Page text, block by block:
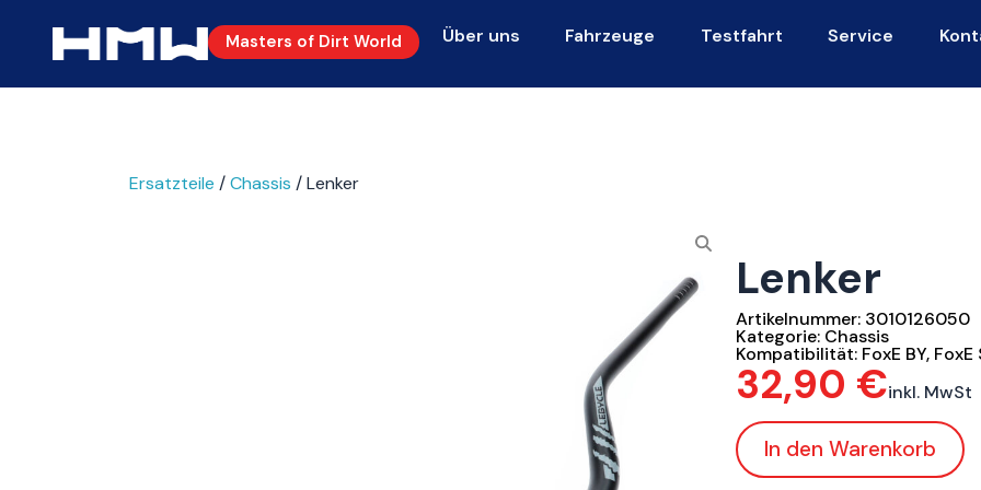
Masters of Dirt World Über uns Fahrzeuge Testfahrt Service
Ersatzteile /Chassis / Lenker
Lenker
Artikelnummer: 3010126050
Kategorie: Chassis
Kompatibilität: FoxE BY, FoxE
32,90 €inkl. MwSt
In den Warenkorb